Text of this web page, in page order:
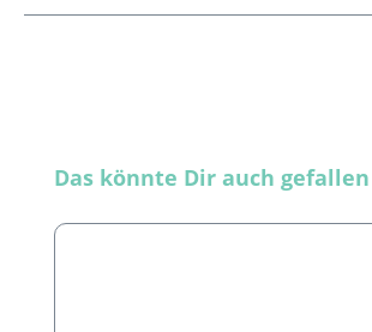
Produktgalerie überspringen
Das könnte Dir auch gefallen